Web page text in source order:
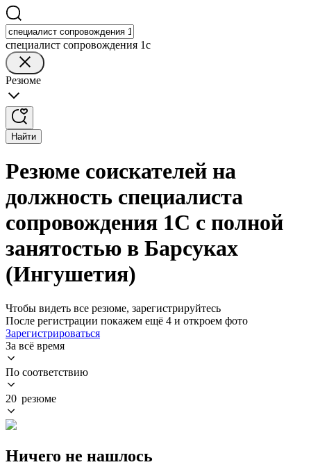
специалист сопровождения 1с
Резюме
Найти
Резюме соискателей на
должность специалиста
сопровождения 1С с полной
занятостью в Барсуках
(Ингушетия)
Чтобы видеть все резюме, зарегистрируйтесь
После регистрации покажем ещё 4 и откроем фото
Зарегистрироваться
За всё время
По соответствию
20 резюме
Ничего не нашлось